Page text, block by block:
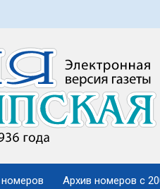
Архив номеров с